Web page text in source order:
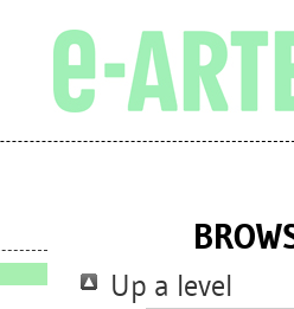
Up a level